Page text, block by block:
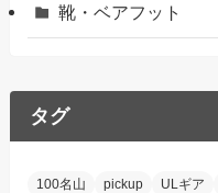
靴・ベアフット
タグ
100名山 pickup ULギア